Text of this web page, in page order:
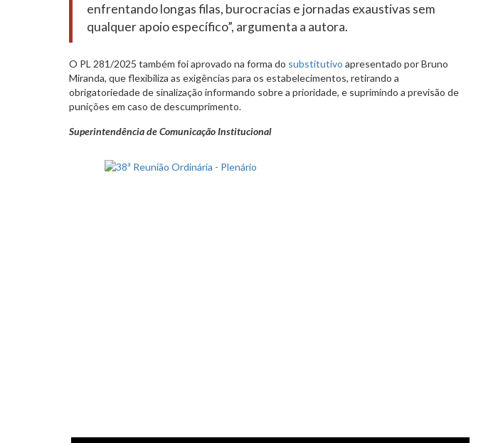
enfrentando longas filas, burocracias e jornadas exaustivas sem
qualquer apoio específico”, argumenta a autora.
O PL 281/2025 também foi aprovado na forma do substitutivo apresentado por Bruno
Miranda, que flexibiliza as exigências para os estabelecimentos, retirando a
obrigatoriedade de sinalização informando sobre a prioridade, e suprimindo a previsão de
punições em caso de descumprimento.
Superintendência de Comunicação Institucional